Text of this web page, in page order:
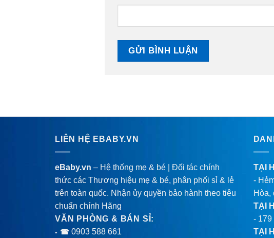
LIÊN HỆ EBABY.VN
eBaby.vn – Hệ thống mẹ & bé | Đối tác chính
thức các Thương hiệu mẹ & bé, phân phối sỉ & lẻ
trên toàn quốc. Nhận ủy quyền bảo hành theo tiêu
chuẩn chính Hãng
VĂN PHÒNG & BÁN SỈ:
- ☎ 0903 588 661
TẠI
-
Hòa,
TẠI
-
TẠI